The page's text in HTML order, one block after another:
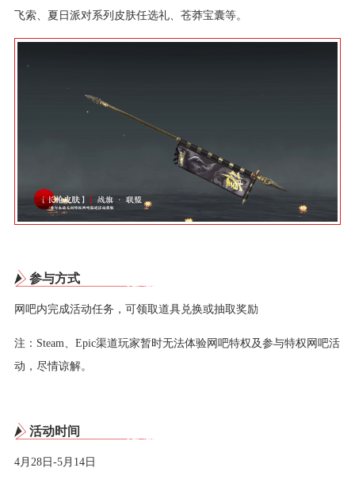
飞索、夏日派对系列皮肤任选礼、苍莽宝囊等。
参与方式
网吧内完成活动任务，可领取道具兑换或抽取奖励
注：Steam、Epic渠道玩家暂时无法体验网吧特权及参与特权网吧活
动，尽情谅解。
活动时间
4月28日-5月14日